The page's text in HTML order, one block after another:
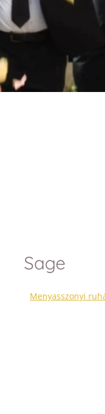
Sage
Menyasszonyi